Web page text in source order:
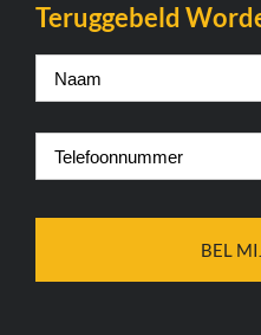
Teruggebeld
Naam
*
Telefoonnummer
*